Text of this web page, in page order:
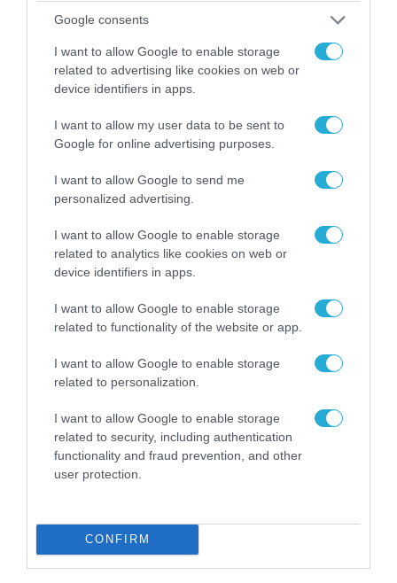
Google consents
I want to allow Google to enable storage
related to advertising like cookies on web or
device identifiers in apps.
I want to allow my user data to be sent to
Google for online advertising purposes.
I want to allow Google to send me
personalized advertising.
I want to allow Google to enable storage
related to analytics like cookies on web or
device identifiers in apps.
I want to allow Google to enable storage
related to functionality of the website or app.
I want to allow Google to enable storage
related to personalization.
I want to allow Google to enable storage
related to security, including authentication
functionality and fraud prevention, and other
user protection.
CONFIRM
06.08.2026 | 09:03
«Οι εντελώς αθώοι»: Η ανάρτηση του Αρκά για
τα ζώα που χάθηκαν στις πυρκαγιές της
Αττικής (φωτο)
04.08.2026 | 15:02